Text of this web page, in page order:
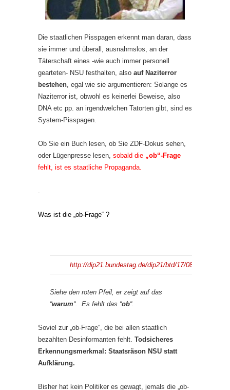
Die staatlichen Pisspagen erkennt man daran, dass
sie immer und überall, ausnahmslos, an der
Täterschaft eines -wie auch immer personell
gearteten- NSU festhalten, also auf Naziterror
bestehen , egal wie sie argumentieren: Solange es
Naziterror ist, obwohl es keinerlei Beweise, also
DNA etc pp. an irgendwelchen Tatorten gibt, sind es
System-Pisspagen.
Ob Sie ein Buch lesen, ob Sie ZDF-Dokus sehen,
oder Lügenpresse lesen, sobald die „ob“-Frage
fehlt, ist es staatliche Propaganda.
Was ist die „ob-Frage“ ?
http://dip21.bundestag.de/dip21/btd/17/084/
Siehe den roten Pfeil, er zeigt auf das
“warum“. Es fehlt das “ob“.
Soviel zur „ob-Frage“, die bei allen staatlich
bezahlten Desinformanten fehlt. Todsicheres
Erkennungsmerkmal: Staatsräson NSU statt
Aufklärung.
Bisher hat kein Politiker es gewagt, jemals die „ob-